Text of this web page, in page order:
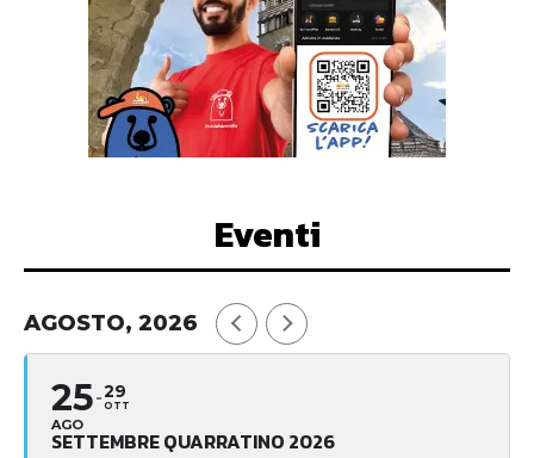
Eventi
AGOSTO, 2026
25
AGO
29
OTT
SETTEMBRE QUARRATINO 2026